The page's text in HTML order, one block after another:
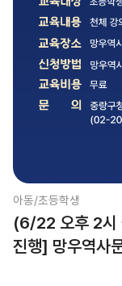
아동/초등학생
(6/22 오후 2
진행] 망우역사